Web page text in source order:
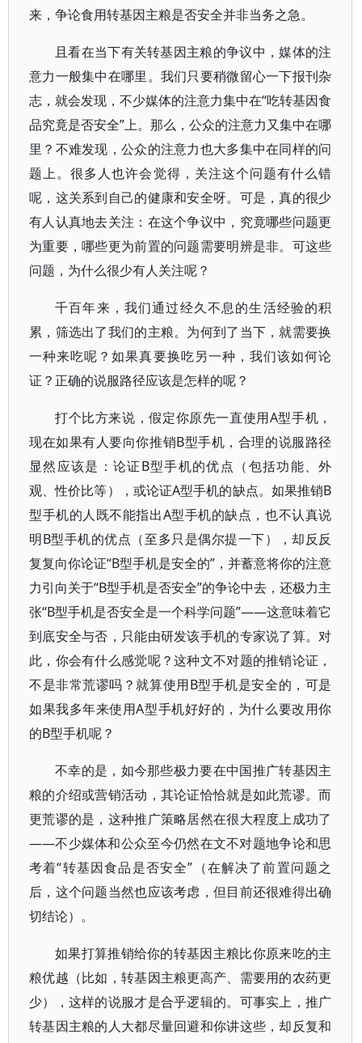
来，争论食用转基因主粮是否安全并非当务之急。
且看在当下有关转基因主粮的争议中，媒体的注
意力一般集中在哪里。我们只要稍微留心一下报刊杂
志，就会发现，不少媒体的注意力集中在“吃转基因食
品究竟是否安全”上。那么，公众的注意力又集中在哪
里？不难发现，公众的注意力也大多集中在同样的问
题上。很多人也许会觉得，关注这个问题有什么错
呢，这关系到自己的健康和安全呀。可是，真的很少
有人认真地去关注：在这个争议中，究竟哪些问题更
为重要，哪些更为前置的问题需要明辨是非。可这些
问题，为什么很少有人关注呢？
千百年来，我们通过经久不息的生活经验的积
累，筛选出了我们的主粮。为何到了当下，就需要换
一种来吃呢？如果真要换吃另一种，我们该如何论
证？正确的说服路径应该是怎样的呢？
打个比方来说，假定你原先一直使用A型手机，
现在如果有人要向你推销B型手机，合理的说服路径
显然应该是：论证B型手机的优点（包括功能、外
观、性价比等），或论证A型手机的缺点。如果推销B
型手机的人既不能指出A型手机的缺点，也不认真说
明B型手机的优点（至多只是偶尔提一下），却反反
复复向你论证“B型手机是安全的”，并蓄意将你的注意
力引向关于“B型手机是否安全”的争论中去，还极力主
张“B型手机是否安全是一个科学问题”——这意味着它
到底安全与否，只能由研发该手机的专家说了算。对
此，你会有什么感觉呢？这种文不对题的推销论证，
不是非常荒谬吗？就算使用B型手机是安全的，可是
如果我多年来使用A型手机好好的，为什么要改用你
的B型手机呢？
不幸的是，如今那些极力要在中国推广转基因主
粮的介绍或营销活动，其论证恰恰就是如此荒谬。而
更荒谬的是，这种推广策略居然在很大程度上成功了
——不少媒体和公众至今仍然在文不对题地争论和思
考着“转基因食品是否安全”（在解决了前置问题之
后，这个问题当然也应该考虑，但目前还很难得出确
切结论）。
如果打算推销给你的转基因主粮比你原来吃的主
粮优越（比如，转基因主粮更高产、需要用的农药更
少），这样的说服才是合乎逻辑的。可事实上，推广
转基因主粮的人大都尽量回避和你讲这些，却反复和